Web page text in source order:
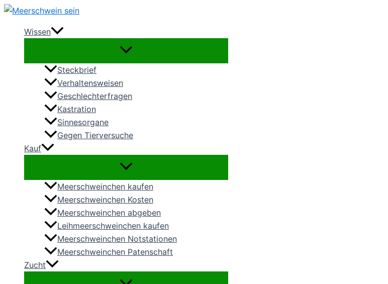
Zum
springenWissen
Steckbrief
Verhaltensweisen
Geschlechterfragen
Kastration
Sinnesorgane
Gegen Tierversuche
Kauf
Meerschweinchen kaufen
Meerschweinchen Kosten
Meerschweinchen abgeben
Leihmeerschweinchen kaufen
Meerschweinchen Notstationen
Meerschweinchen Patenschaft
Zucht